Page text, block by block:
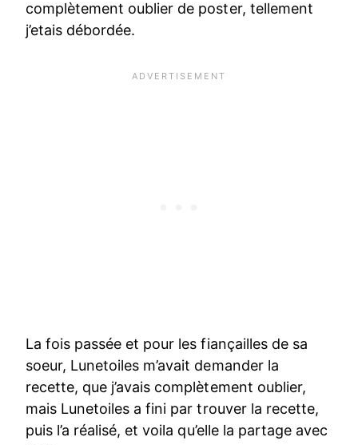
complètement oublier de poster, tellement
j’etais débordée.
La fois passée et pour les fiançailles de sa
soeur, Lunetoiles m’avait demander la
recette, que j’avais complètement oublier,
mais Lunetoiles a fini par trouver la recette,
puis l’a réalisé, et voila qu’elle la partage avec